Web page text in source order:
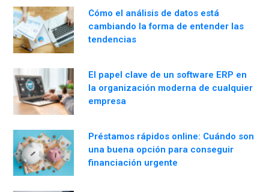
Cómo el análisis de datos está
cambiando la forma de entender las
tendencias
El papel clave de un software ERP en
la organización moderna de cualquier
empresa
Préstamos rápidos online: Cuándo son
una buena opción para conseguir
financiación urgente